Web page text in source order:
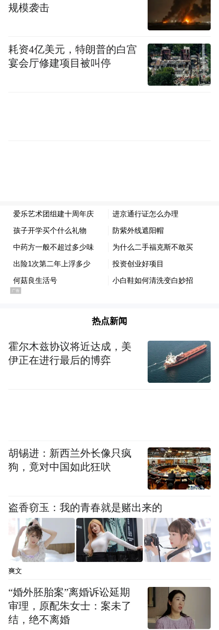
信》，感城籍知名企业家苏世华也从加拿大
发来《贺信》；会上，颁发了艺术团任命和
聘任证书以及获奖证书，成立大会由该团副
团长苏文主持。
东方市文体局符质辉局长为麦笃平团长颁发任命
规模袭击
耗资4亿美元，特朗普的白宫
宴会厅修建项目被叫停
热点新闻
霍尔木兹协议将近达成，美
伊正在进行最后的博弈
胡锡进：新西兰外长像只疯
狗，竟对中国如此狂吠
盗香窃玉：我的青春就是赌出来的
爽文
“婚外胚胎案”离婚诉讼延期
审理，原配朱女士：案未了
结，绝不离婚